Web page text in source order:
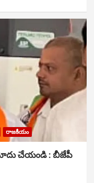
రాజకీయం
చేయండి : బీజేపీ